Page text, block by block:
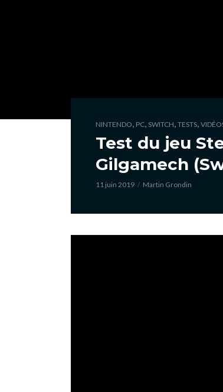
NINTENDO, PC, SWITCH, TESTS,
Test du jeu
Gilgamech
11 juin 2019 Martin Grondin